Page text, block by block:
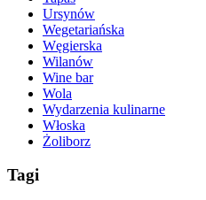
Ursynów
Wegetariańska
Węgierska
Wilanów
Wine bar
Wola
Wydarzenia kulinarne
Włoska
Żoliborz
Tagi